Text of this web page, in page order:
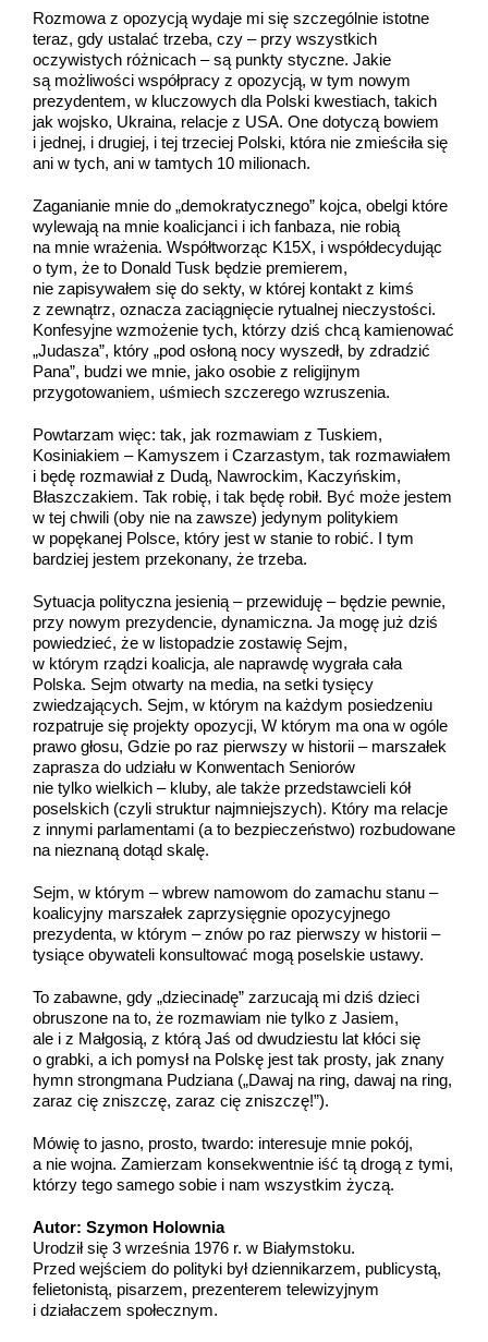
Rozmowa z opozycją wydaje mi się szczególnie istotne
teraz, gdy ustalać trzeba, czy – przy wszystkich
oczywistych różnicach – są punkty styczne. Jakie
są możliwości współpracy z opozycją, w tym nowym
prezydentem, w kluczowych dla Polski kwestiach, takich
jak wojsko, Ukraina, relacje z USA. One dotyczą bowiem
i jednej, i drugiej, i tej trzeciej Polski, która nie zmieściła się
ani w tych, ani w tamtych 10 milionach.
Zaganianie mnie do „demokratycznego” kojca, obelgi które
wylewają na mnie koalicjanci i ich fanbaza, nie robią
na mnie wrażenia. Współtworząc K15X, i współdecydując
o tym, że to Donald Tusk będzie premierem,
nie zapisywałem się do sekty, w której kontakt z kimś
z zewnątrz, oznacza zaciągnięcie rytualnej nieczystości.
Konfesyjne wzmożenie tych, którzy dziś chcą kamienować
„Judasza”, który „pod osłoną nocy wyszedł, by zdradzić
Pana”, budzi we mnie, jako osobie z religijnym
przygotowaniem, uśmiech szczerego wzruszenia.
Powtarzam więc: tak, jak rozmawiam z Tuskiem,
Kosiniakiem – Kamyszem i Czarzastym, tak rozmawiałem
i będę rozmawiał z Dudą, Nawrockim, Kaczyńskim,
Błaszczakiem. Tak robię, i tak będę robił. Być może jestem
w tej chwili (oby nie na zawsze) jedynym politykiem
w popękanej Polsce, który jest w stanie to robić. I tym
bardziej jestem przekonany, że trzeba.
Sytuacja polityczna jesienią – przewiduję – będzie pewnie,
przy nowym prezydencie, dynamiczna. Ja mogę już dziś
powiedzieć, że w listopadzie zostawię Sejm,
w którym rządzi koalicja, ale naprawdę wygrała cała
Polska. Sejm otwarty na media, na setki tysięcy
zwiedzających. Sejm, w którym na każdym posiedzeniu
rozpatruje się projekty opozycji, W którym ma ona w ogóle
prawo głosu, Gdzie po raz pierwszy w historii – marszałek
zaprasza do udziału w Konwentach Seniorów
nie tylko wielkich – kluby, ale także przedstawcieli kół
poselskich (czyli struktur najmniejszych). Który ma relacje
z innymi parlamentami (a to bezpieczeństwo) rozbudowane
na nieznaną dotąd skalę.
Sejm, w którym – wbrew namowom do zamachu stanu –
koalicyjny marszałek zaprzysięgnie opozycyjnego
prezydenta, w którym – znów po raz pierwszy w historii –
tysiące obywateli konsultować mogą poselskie ustawy.
To zabawne, gdy „dziecinadę” zarzucają mi dziś dzieci
obruszone na to, że rozmawiam nie tylko z Jasiem,
ale i z Małgosią, z którą Jaś od dwudziestu lat kłóci się
o grabki, a ich pomysł na Polskę jest tak prosty, jak znany
hymn strongmana Pudziana („Dawaj na ring, dawaj na ring,
zaraz cię zniszczę, zaraz cię zniszczę!”).
Mówię to jasno, prosto, twardo: interesuje mnie pokój,
a nie wojna. Zamierzam konsekwentnie iść tą drogą z tymi,
którzy tego samego sobie i nam wszystkim życzą.
Autor: Szymon Holownia
Urodził się 3 września 1976 r. w Białymstoku.
Przed wejściem do polityki był dziennikarzem, publicystą,
felietonistą, pisarzem, prezenterem telewizyjnym
i działaczem społecznym.